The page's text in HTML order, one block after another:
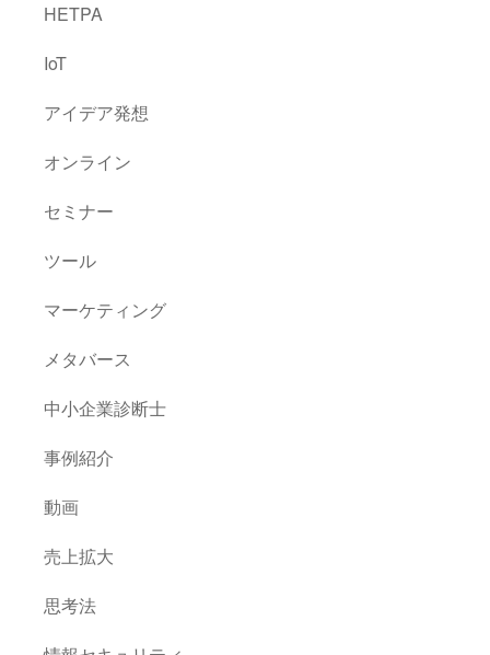
HETPA
IoT
アイデア発想
オンライン
セミナー
ツール
マーケティング
メタバース
中小企業診断士
事例紹介
動画
売上拡大
思考法